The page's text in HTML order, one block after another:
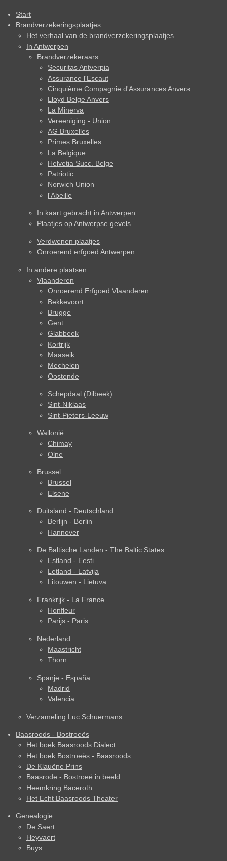
Start
Brandverzekeringsplaatjes
Het verhaal van de brandverzekeringsplaatjes
In Antwerpen
Brandverzekeraars
Securitas Antverpia
Assurance l'Escaut
Cinquième Compagnie d'Assurances Anvers
Lloyd Belge Anvers
La Minerva
Vereeniging - Union
AG Bruxelles
Primes Bruxelles
La Belgique
Helvetia Succ. Belge
Patriotic
Norwich Union
l'Abeille
In kaart gebracht in Antwerpen
Plaatjes op Antwerpse gevels
Verdwenen plaatjes
Onroerend erfgoed Antwerpen
In andere plaatsen
Vlaanderen
Onroerend Erfgoed Vlaanderen
Bekkevoort
Brugge
Gent
Glabbeek
Kortrijk
Maaseik
Mechelen
Oostende
Schepdaal (Dilbeek)
Sint-Niklaas
Sint-Pieters-Leeuw
Wallonië
Chimay
Olne
Brussel
Brussel
Elsene
Duitsland - Deutschland
Berlijn - Berlin
Hannover
De Baltische Landen - The Baltic States
Estland - Eesti
Letland - Latvija
Litouwen - Lietuva
Frankrijk - La France
Honfleur
Parijs - Paris
Nederland
Maastricht
Thorn
Spanje - España
Madrid
Valencia
Verzameling Luc Schuermans
Baasroods - Bostroeës
Het boek Baasroods Dialect
Het boek Bostroeës - Baasroods
De Klauëne Prins
Baasrode - Bostroeë in beeld
Heemkring Baceroth
Het Echt Baasroods Theater
Genealogie
De Saert
Heyvaert
Buys